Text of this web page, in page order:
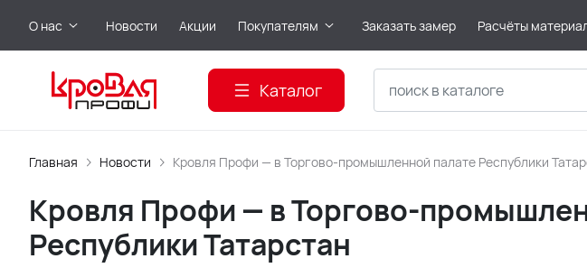
О нас Новости Акции Покупателям Заказать замер Расчёты
Каталог
Главная Новости Кровля Профи — в Торгово-промышленной палате Республики
Кровля Профи — в Торгово-
Республики Татарстан